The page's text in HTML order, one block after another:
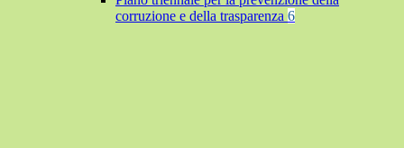
corruzione e della trasparenza 6